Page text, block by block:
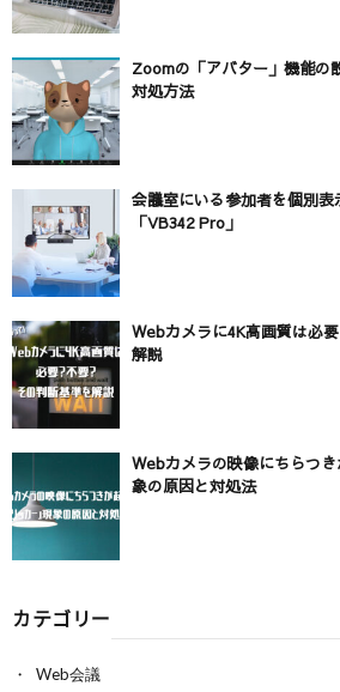
Zoomの「アバター」機能の
対処方法
会議室にいる参加者を個別
「VB342 Pro」
Webカメラに4K高画質は必
解説
Webカメラの映像にちらつ
象の原因と対処法
カテゴリー
Web会議